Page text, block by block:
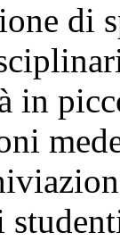
di
in